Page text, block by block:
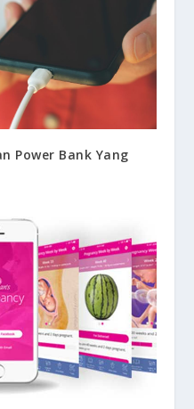
Power Bank Yang